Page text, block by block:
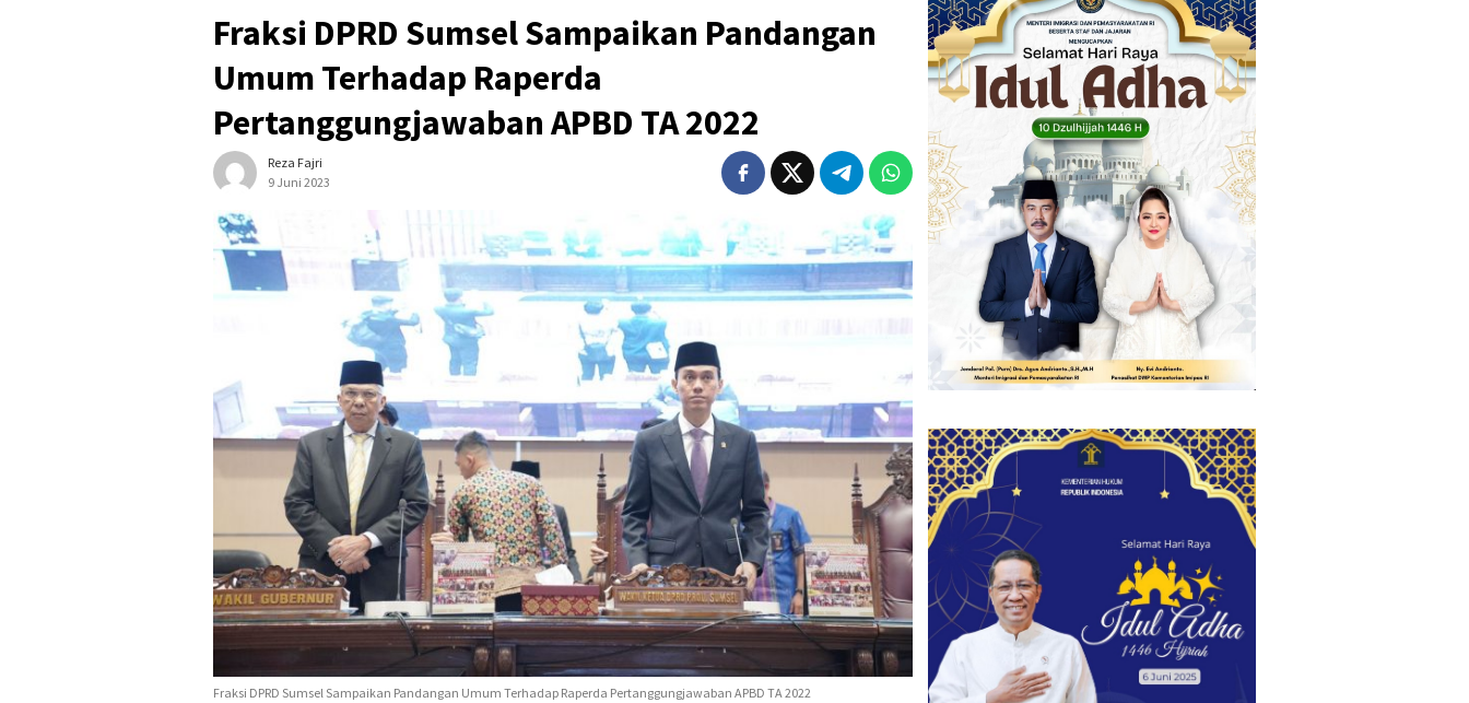
Fraksi DPRD Sumsel Sampaikan Pandangan
Umum Terhadap Raperda
Pertanggungjawaban APBD TA 2022
Reza Fajri
9 Juni 2023
Fraksi DPRD Sumsel Sampaikan Pandangan Umum Terhadap Raperda Pertanggungjawaban APBD TA 2022